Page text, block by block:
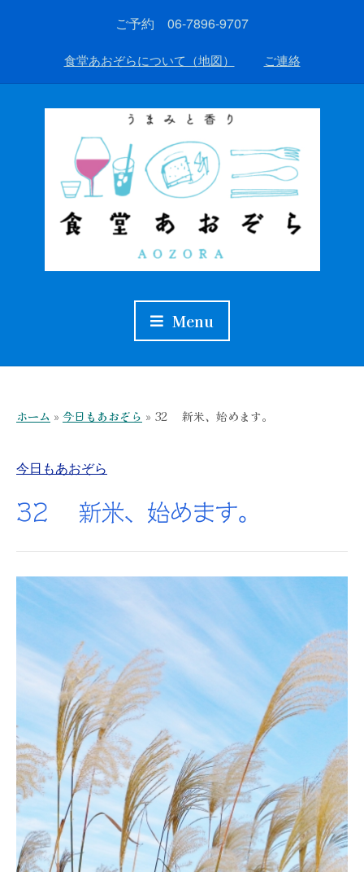
ご予約 06-7896-9707
食堂あおぞらについて（地図） ご連絡
Menu
ホーム » 今日もあおぞら » 32 新米、始めます。
今日もあおぞら
32 新米、始めます。